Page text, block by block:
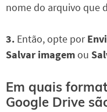
nome do arquivo que
3. Então, opte por
Salvar imagemou
Em quais
Google Drive